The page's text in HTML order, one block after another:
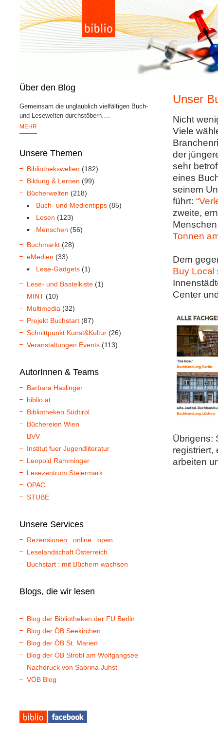
Über den Blog
Gemeinsam die unglaublich vielfältigen Buch-
und Lesewelten durchstöbern….
MEHR
Unsere Themen
Bibliothekswelten (182)
Bildung & Lernen (99)
Bücherwelten (218)
Buch- und Medientipps (85)
Lesen (123)
Menschen (56)
Buchmarkt (28)
eMedien (33)
Lese-Gadgets (1)
Lese- und Bastelkiste (1)
MINT (10)
Multimedia (32)
Projekt Buchstart (87)
Schnittpunkt Kunst&Kultur (26)
Veranstaltungen Events (113)
AutorInnen & Teams
Barbara Haslinger
biblio.at
Bibliotheken Südtirol
Büchereien Wien
BVV
Institut fuer Jugendliteratur
Leopold Ramminger
Lesezentrum Steiermark
OPAC
STUBE
Unsere Services
Rezensionen . online . open
Leselandschaft Österreich
Buchstart : mit Büchern wachsen
Blogs, die wir lesen
Blog der Bibliotheken der FU Berlin
Blog der ÖB Seekirchen
Blog der ÖB St. Marien
Blog der ÖB Strobl am Wolfgangsee
Nachdruck von Sabrina Juhst
VÖB Blog
Unser
Nicht
Viele
der
sehr
eines
seinem
führt:
zweite,
Tonnen
Dem
Buy Local
Center
Übrigens:
registriert,
arbeiten